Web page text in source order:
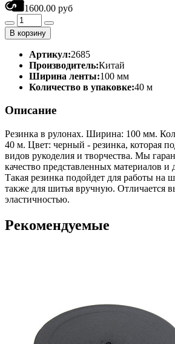
1600.00 руб
В корзину
Артикул:2685
Производитель:Китай
Ширина ленты:100 мм
Количество в упаковке:40 м
Описание
Резинка в рулонах. Ширина: 100 мм.
40 м. Цвет: черный - резинка, которая
видов рукоделия и творчества. Мы
качество представленных материалов
Такая резинка подойдет для работы на
также для шитья вручную. Отличается
эластичностью.
Рекомендуемые